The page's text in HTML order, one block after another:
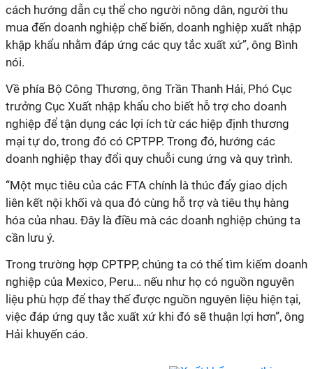
cách hướng dẫn cụ thể cho người nông dân, người thu
mua đến doanh nghiệp chế biến, doanh nghiệp xuất nhập
khập khẩu nhằm đáp ứng các quy tắc xuất xứ”, ông Bình
nói.
Về phía Bộ Công Thương, ông Trần Thanh Hải, Phó Cục
trưởng Cục Xuất nhập khẩu cho biết hỗ trợ cho doanh
nghiệp để tận dụng các lợi ích từ các hiệp định thương
mại tự do, trong đó có CPTPP. Trong đó, hướng các
doanh nghiệp thay đổi quy chuỗi cung ứng và quy trình.
“Một mục tiêu của các FTA chính là thúc đẩy giao dịch
liên kết nội khối và qua đó cùng hỗ trợ và tiêu thụ hàng
hóa của nhau. Đây là điều mà các doanh nghiệp chúng ta
cần lưu ý.
Trong trường hợp CPTPP, chúng ta có thể tìm kiếm doanh
nghiệp của Mexico, Peru… nếu như họ có nguồn nguyên
liệu phù hợp để thay thế được nguồn nguyên liệu hiện tại,
việc đáp ứng quy tắc xuất xứ khi đó sẽ thuận lợi hơn”, ông
Hải khuyến cáo.